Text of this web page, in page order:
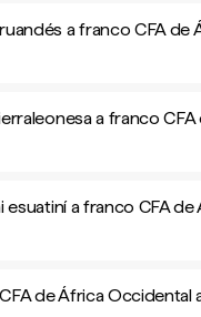
a franco CFA de
a franco CFA
a franco CFA de
de África Occidental